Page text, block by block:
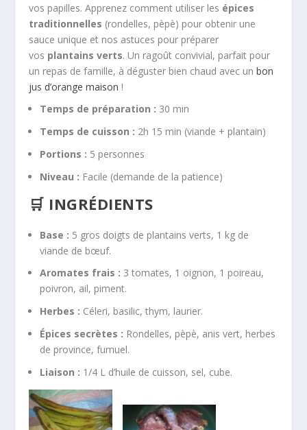
vos papilles. Apprenez comment utiliser les épices
traditionnelles (rondelles, pèpè) pour obtenir une
sauce unique et nos astuces pour préparer
vos plantains verts. Un ragoût convivial, parfait pour
un repas de famille, à déguster bien chaud avec unbon
jus d’orange maison !
Temps de préparation : 30 min
Temps de cuisson : 2h 15 min (viande + plantain)
Portions : 5 personnes
Niveau : Facile (demande de la patience)
🛒 INGRÉDIENTS
Base : 5 gros doigts de plantains verts, 1 kg de
viande de bœuf.
Aromates frais : 3 tomates, 1 oignon, 1 poireau,
poivron, ail, piment.
Herbes : Céleri, basilic, thym, laurier.
Épices secrètes : Rondelles, pèpè, anis vert, herbes
de province, fumuel.
Liaison : 1/4 L d’huile de cuisson, sel, cube.